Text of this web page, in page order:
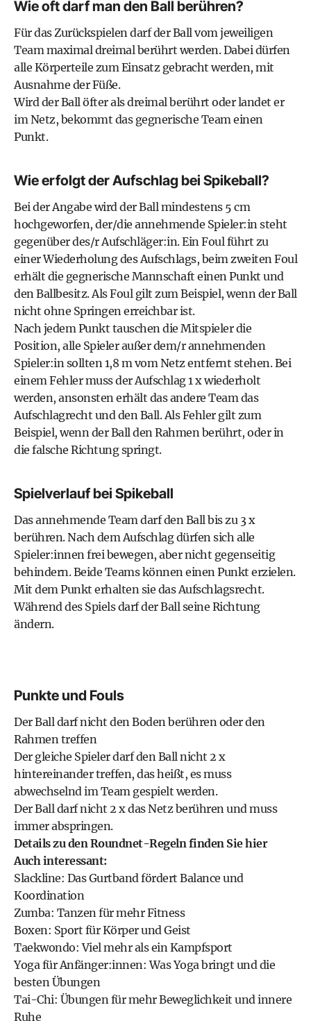
Wie oft darf man den Ball berühren?
Für das Zurückspielen darf der Ball vom jeweiligen
Team maximal dreimal berührt werden. Dabei dürfen
alle Körperteile zum Einsatz gebracht werden, mit
Ausnahme der Füße.
Wird der Ball öfter als dreimal berührt oder landet er
im Netz, bekommt das gegnerische Team einen
Punkt.
Wie erfolgt der Aufschlag bei Spikeball?
Bei der Angabe wird der Ball mindestens 5 cm
hochgeworfen, der/die annehmende Spieler:in steht
gegenüber des/r Aufschläger:in. Ein Foul führt zu
einer Wiederholung des Aufschlags, beim zweiten Foul
erhält die gegnerische Mannschaft einen Punkt und
den Ballbesitz. Als Foul gilt zum Beispiel, wenn der Ball
nicht ohne Springen erreichbar ist.
Nach jedem Punkt tauschen die Mitspieler die
Position, alle Spieler außer dem/r annehmenden
Spieler:in sollten 1,8 m vom Netz entfernt stehen. Bei
einem Fehler muss der Aufschlag 1 x wiederholt
werden, ansonsten erhält das andere Team das
Aufschlagrecht und den Ball. Als Fehler gilt zum
Beispiel, wenn der Ball den Rahmen berührt, oder in
die falsche Richtung springt.
Spielverlauf bei Spikeball
Das annehmende Team darf den Ball bis zu 3 x
berühren. Nach dem Aufschlag dürfen sich alle
Spieler:innen frei bewegen, aber nicht gegenseitig
behindern. Beide Teams können einen Punkt erzielen.
Mit dem Punkt erhalten sie das Aufschlagsrecht.
Während des Spiels darf der Ball seine Richtung
ändern.
Punkte und Fouls
Der Ball darf nicht den Boden berühren oder den
Rahmen treffen
Der gleiche Spieler darf den Ball nicht 2 x
hintereinander treffen, das heißt, es muss
abwechselnd im Team gespielt werden.
Der Ball darf nicht 2 x das Netz berühren und muss
immer abspringen.
Details zu den Roundnet-Regeln finden Sie hier
Auch interessant:
Slackline: Das Gurtband fördert Balance und
Koordination
Zumba: Tanzen für mehr Fitness
Boxen: Sport für Körper und Geist
Taekwondo: Viel mehr als ein Kampfsport
Yoga für Anfänger:innen: Was Yoga bringt und die
besten Übungen
Tai-Chi: Übungen für mehr Beweglichkeit und innere
Ruhe